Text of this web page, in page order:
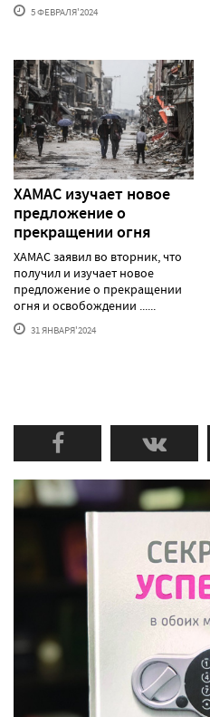
5 ФЕВРАЛЯ'2024
ХАМАС изучает новое
предложение о
прекращении огня
ХАМАС заявил во вторник, что
получил и изучает новое
предложение о прекращении
огня и освобождении ......
31 ЯНВАРЯ'2024